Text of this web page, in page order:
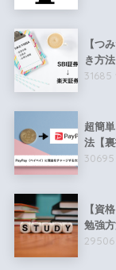
【つ
き方
超簡
法【裏
【資
勉強